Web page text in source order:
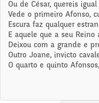
Ou de César, quereis
Vede o primeiro Afonso,
Escura faz qualquer
E aquele que a seu Reino
Deixou com a grande e
Outro Joane, invicto
O quarto e quinto